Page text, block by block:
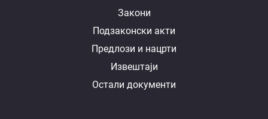
Закони
Подзаконски акти
Предлози и нацрти
Извештаји
Остали документи